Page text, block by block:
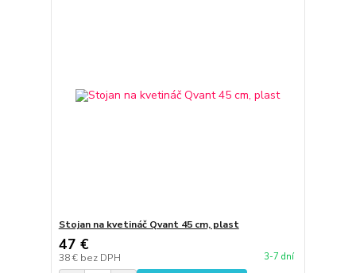
Stojan na kvetináč Qvant 45 cm, plast
47 €
38 € bez DPH 3-7 dní